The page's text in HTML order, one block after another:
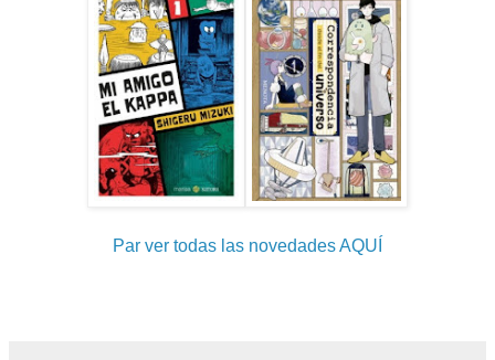
Par ver todas las novedades AQUÍ